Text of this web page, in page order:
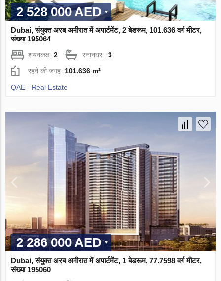
2 528 000 AED
Dubai, संयुक्त अरब अमीरात में अपार्टमेंट, 2 बेडरूम, 101.636 वर्ग मीटर,
संख्या 195064
शयनकक्ष:2 स्नानघर :3
रहने की जगह: 101.636 m²
QAE - Real Estate
2 286 000 AED
Dubai, संयुक्त अरब अमीरात में अपार्टमेंट, 1 बेडरूम, 77.7598 वर्ग मीटर,
संख्या 195060